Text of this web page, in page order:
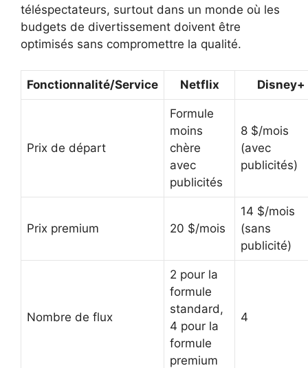
téléspectateurs, surtout dans un monde où les
budgets de divertissement doivent être
optimisés sans compromettre la qualité.
Fonctionnalité/Service Netflix Disney+
Prix de départ
Formule
moins
chère
avec
publicités
8 $/mois
(avec
publicités)
Prix premium 20 $/mois
14 $/mois
(sans
publicité)
Nombre de flux
2 pour la
formule
standard,
4 pour la
formule
premium
4